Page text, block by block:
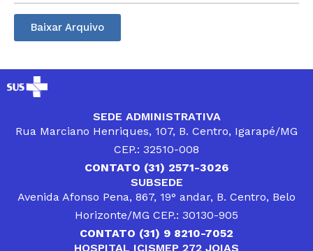
Baixar Arquivo
SEDE ADMINISTRATIVA
Rua Marciano Henriques, 107, B. Centro, Igarapé/MG
CEP.: 32510-008
CONTATO (31) 2571-3026
SUBSEDE
Avenida Afonso Pena, 867, 19° andar, B. Centro, Belo
Horizonte/MG CEP.: 30130-905
CONTATO (31) 9 8210-7052
HOSPITAL ICISMEP 272 JOIAS